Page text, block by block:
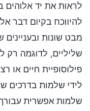
לראות את יד אלוהים
להיווכח בקיום דבר
מבט שונות
שליליים, לדוגמה רק
פילוסופיית חיים או
לידי שלמות בדרכים
שלמות אפשרית עבורך